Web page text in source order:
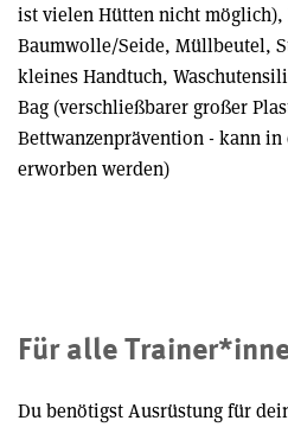
ist vielen Hütten nicht möglich),
Baumwolle/Seide, Müllbeutel,
kleines Handtuch,
Bag (verschließbarer großer
Bettwanzenprävention - kann in
erworben werden)
Für alle
Du benötigst Ausrüstung für